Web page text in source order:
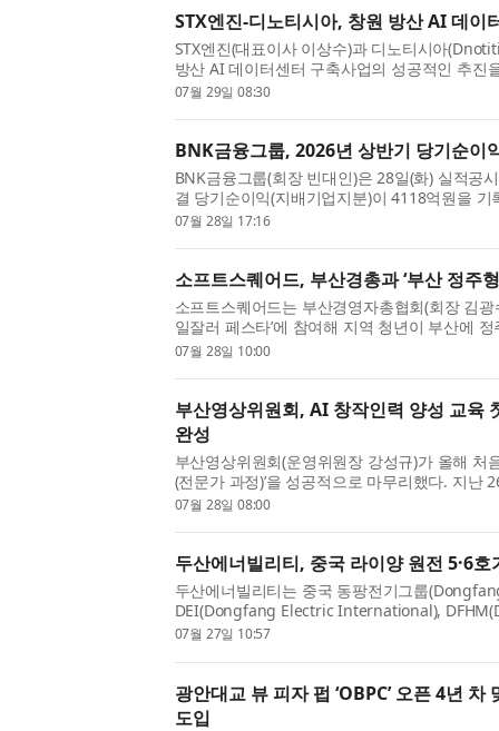
STX엔진-디노티시아, 창원 방산 AI 데이
STX엔진(대표이사 이상수)과 디노티시아
방산 AI 데이터센터 구축사업의 성공적인 추진
체결했다고 밝혔다. 이번 협약은 방위산업 분
07월 29일 08:30
BNK금융그룹, 2026년 상반기 당기순이
BNK금융그룹(회장 빈대인)은 28일(화) 실적공
결 당기순이익(지배기업지분)이 4118억원을
(4758억원) 대비 640억원(△13.5%) 감소한 수
07월 28일 17:16
소프트스퀘어드, 부산경총과 ‘부산 정주
소프트스퀘어드는 부산경영자총협회(회장 김
일잘러 페스타’에 참여해 지역 청년이 부산에
젝트를 원격으로 수행할 수 있는 ‘부산 정주형
07월 28일 10:00
부산영상위원회, AI 창작인력 양성 교육
완성
부산영상위원회(운영위원장 강성규)가 올해 처
(전문가 과정)’을 성공적으로 마무리했다. 지난
실에서 열린 작품 상영회에서는 5주간의 교육
07월 28일 08:00
두산에너빌리티, 중국 라이양 원전 5·6
두산에너빌리티는 중국 동팡전기그룹
DEI(Dongfang Electric International),
중국 산둥성 라이양(Laiyang) 원자력발전소
07월 27일 10:57
광안대교 뷰 피자 펍 ‘OBPC’ 오픈 4년
도입